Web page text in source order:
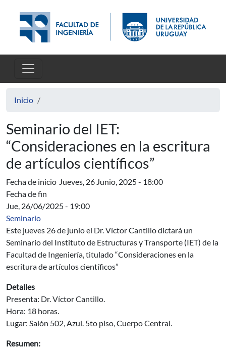
Inicio
Seminario del IET:
“Consideraciones en la escritura
de artículos científicos”
Fecha de inicio Jueves, 26 Junio, 2025 - 18:00
Fecha de fin
Jue, 26/06/2025 - 19:00
Seminario
Este jueves 26 de junio el Dr. Víctor Cantillo dictará un
Seminario del Instituto de Estructuras y Transporte (IET) de la
Facultad de Ingeniería, titulado “Consideraciones en la
escritura de artículos científicos”
Detalles
Presenta: Dr. Víctor Cantillo.
Hora: 18 horas.
Lugar: Salón 502, Azul. 5to piso, Cuerpo Central.
Resumen: